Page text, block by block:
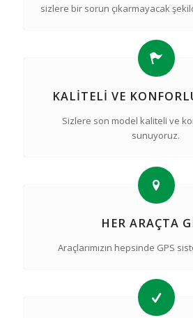
sizlere bir sorun çıkarmayacak
KALITELI VE
Sizlere son model kaliteli ve
sunuyoruz.
HER ARAÇTA
Araçlarımızın hepsinde GPS